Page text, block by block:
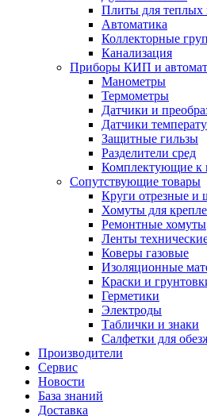
Плиты для теплых
Автоматика
Коллекторные
Канализация
Приборы КИП и
Манометры
Термометры
Датчики и
Датчики
Защитные гильзы
Разделители сред
Комплектующие к
Сопутствующие товары
Круги отрезные и
Хомуты для
Ремонтные хомуты
Ленты
Коверы газовые
Изоляционные
Краски и
Герметики
Электроды
Таблички и знаки
Салфетки для
Производители
Сервис
Новости
База знаний
Доставка